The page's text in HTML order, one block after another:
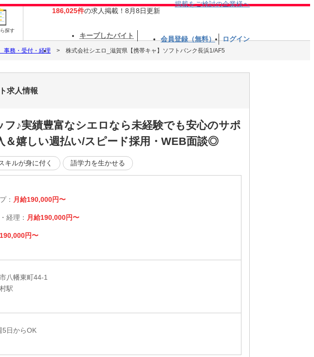
探す
186,025件の求人掲載！8月8日更新
掲載をご検討の企業様へ
キープしたバイト 会員登録（無料） ログイン
事務・受付・経理 株式会社シエロ_滋賀県【携帯キャ】ソフトバンク長浜1/AF5
求人情報
♪実績豊富なシエロなら未経験でも安心のサポ
嬉しい週払い/スピード採用・WEB面談◎
キルが身に付く 語学力を生かせる
： 月給190,000円〜
経理： 月給190,000円〜
円〜
八幡東町44-1
駅
5日からOK